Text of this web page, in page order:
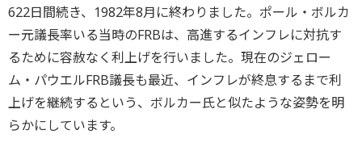
622日間続き、1982年8月に終わりました。ポール・ボルカ
ー元議長率いる当時のFRBは、高進するインフレに対抗す
るために容赦なく利上げを行いました。現在のジェロー
ム・パウエルFRB議長も最近、インフレが終息するまで利
上げを継続するという、ボルカー氏と似たような姿勢を明
らかにしています。